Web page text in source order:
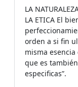
LA
LA ETICA El
orden a si fin
misma
que es
especificas”.